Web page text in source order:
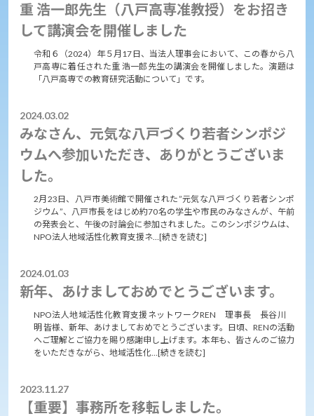
重 浩一郎先生（八戸高専准教授）をお招き
して講演会を開催しました
令和６（2024）年５月17日、当法人理事会において、この春から八
戸高専に着任された重 浩一郎先生の講演会を開催しました。演題は
「八戸高専での教育研究活動について」です。
2024.03.02
みなさん、元気な八戸づくり若者シンポジ
ウムへ参加いただき、ありがとうございま
した。
2月23日、八戸市美術館で開催された”元気な八戸づくり若者シンポ
ジウム”、八戸市長をはじめ約70名の学生や市民のみなさんが、午前
の発表会と、午後の討論会に参加されました。このシンポジウムは、
NPO法人地域活性化教育支援ネ…[続きを読む]
2024.01.03
新年、あけましておめでとうございます。
NPO法人地域活性化教育支援ネットワークREN 理事長 長谷川
明 皆様、新年、あけましておめでとうございます。日頃、RENの活動
へご理解とご協力を賜り感謝申し上げます。本年も、皆さんのご協力
をいただきながら、地域活性化…[続きを読む]
2023.11.27
【重要】事務所を移転しました。